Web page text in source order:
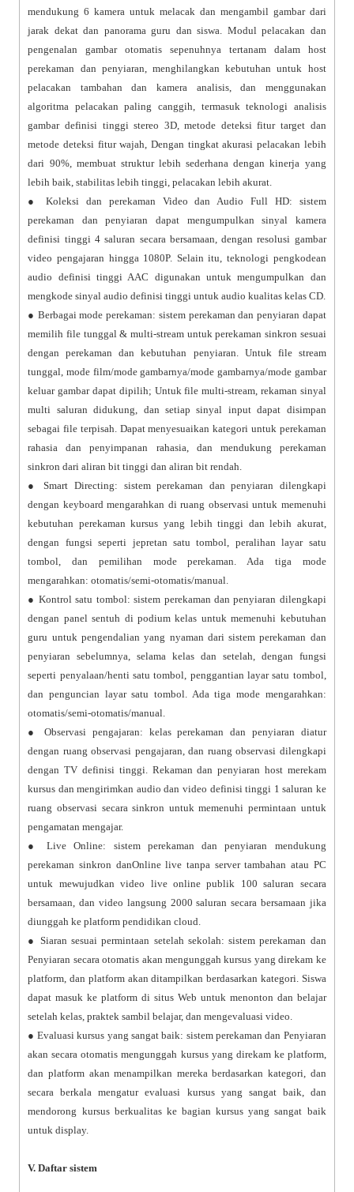
mendukung 6 kamera untuk melacak dan mengambil gambar dari
jarak dekat dan panorama guru dan siswa. Modul pelacakan dan
pengenalan gambar otomatis sepenuhnya tertanam dalam host
perekaman dan penyiaran, menghilangkan kebutuhan untuk host
pelacakan tambahan dan kamera analisis, dan menggunakan
algoritma pelacakan paling canggih, termasuk teknologi analisis
gambar definisi tinggi stereo 3D, metode deteksi fitur target dan
metode deteksi fitur wajah, Dengan tingkat akurasi pelacakan lebih
dari 90%, membuat struktur lebih sederhana dengan kinerja yang
lebih baik, stabilitas lebih tinggi, pelacakan lebih akurat.
● Koleksi dan perekaman Video dan Audio Full HD: sistem
perekaman dan penyiaran dapat mengumpulkan sinyal kamera
definisi tinggi 4 saluran secara bersamaan, dengan resolusi gambar
video pengajaran hingga 1080P. Selain itu, teknologi pengkodean
audio definisi tinggi AAC digunakan untuk mengumpulkan dan
mengkode sinyal audio definisi tinggi untuk audio kualitas kelas CD.
● Berbagai mode perekaman: sistem perekaman dan penyiaran dapat
memilih file tunggal & multi-stream untuk perekaman sinkron sesuai
dengan perekaman dan kebutuhan penyiaran. Untuk file stream
tunggal, mode film/mode gambarnya/mode gambarnya/mode gambar
keluar gambar dapat dipilih; Untuk file multi-stream, rekaman sinyal
multi saluran didukung, dan setiap sinyal input dapat disimpan
sebagai file terpisah. Dapat menyesuaikan kategori untuk perekaman
rahasia dan penyimpanan rahasia, dan mendukung perekaman
sinkron dari aliran bit tinggi dan aliran bit rendah.
● Smart Directing: sistem perekaman dan penyiaran dilengkapi
dengan keyboard mengarahkan di ruang observasi untuk memenuhi
kebutuhan perekaman kursus yang lebih tinggi dan lebih akurat,
dengan fungsi seperti jepretan satu tombol, peralihan layar satu
tombol, dan pemilihan mode perekaman. Ada tiga mode
mengarahkan: otomatis/semi-otomatis/manual.
● Kontrol satu tombol: sistem perekaman dan penyiaran dilengkapi
dengan panel sentuh di podium kelas untuk memenuhi kebutuhan
guru untuk pengendalian yang nyaman dari sistem perekaman dan
penyiaran sebelumnya, selama kelas dan setelah, dengan fungsi
seperti penyalaan/henti satu tombol, penggantian layar satu tombol,
dan penguncian layar satu tombol. Ada tiga mode mengarahkan:
otomatis/semi-otomatis/manual.
● Observasi pengajaran: kelas perekaman dan penyiaran diatur
dengan ruang observasi pengajaran, dan ruang observasi dilengkapi
dengan TV definisi tinggi. Rekaman dan penyiaran host merekam
kursus dan mengirimkan audio dan video definisi tinggi 1 saluran ke
ruang observasi secara sinkron untuk memenuhi permintaan untuk
pengamatan mengajar.
● Live Online: sistem perekaman dan penyiaran mendukung
perekaman sinkron danOnline live tanpa server tambahan atau PC
untuk mewujudkan video live online publik 100 saluran secara
bersamaan, dan video langsung 2000 saluran secara bersamaan jika
diunggah ke platform pendidikan cloud.
● Siaran sesuai permintaan setelah sekolah: sistem perekaman dan
Penyiaran secara otomatis akan mengunggah kursus yang direkam ke
platform, dan platform akan ditampilkan berdasarkan kategori. Siswa
dapat masuk ke platform di situs Web untuk menonton dan belajar
setelah kelas, praktek sambil belajar, dan mengevaluasi video.
● Evaluasi kursus yang sangat baik: sistem perekaman dan Penyiaran
akan secara otomatis mengunggah kursus yang direkam ke platform,
dan platform akan menampilkan mereka berdasarkan kategori, dan
secara berkala mengatur evaluasi kursus yang sangat baik, dan
mendorong kursus berkualitas ke bagian kursus yang sangat baik
untuk display.
V. Daftar sistem